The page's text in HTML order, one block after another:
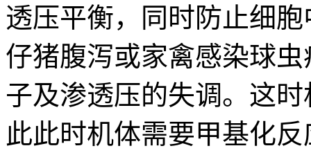
透压平衡，同时防止细
仔猪腹泻或家禽感染球
子及渗透压的失调。这
此此时机体需要甲基化